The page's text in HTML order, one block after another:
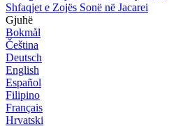
Shfaqjet e Zojës Sonë në Jacarei
Gjuhë
Bokmål
Čeština
Deutsch
English
Español
Filipino
Français
Hrvatski